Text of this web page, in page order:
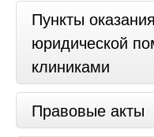
Пункты
юридической
клиниками
Правовые акты